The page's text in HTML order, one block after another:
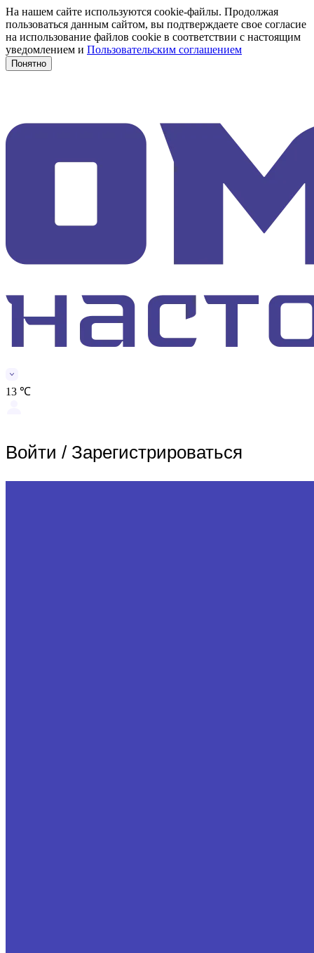
На нашем сайте используются cookie-файлы. Продолжая
пользоваться данным сайтом, вы подтверждаете свое согласие
на использование файлов cookie в соответствии с настоящим
уведомлением и Пользовательским соглашением
Понятно
13 ℃
Войти / Зарегистрироваться